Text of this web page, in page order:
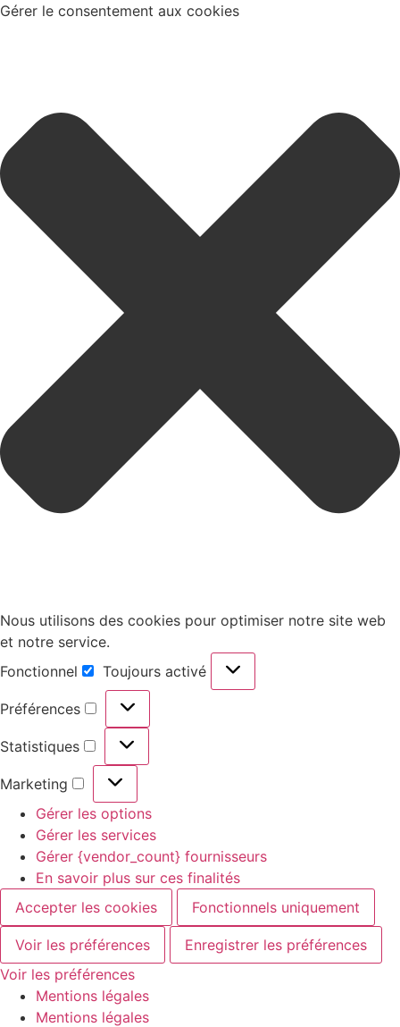
Gérer le consentement aux cookies
Nous utilisons des cookies pour optimiser notre site web
et notre service.
Fonctionnel
Toujours activé
Préférences
Statistiques
Marketing
Gérer les options
Gérer les services
Gérer {vendor_count} fournisseurs
En savoir plus sur ces finalités
Accepter les cookies
Fonctionnels uniquement
Voir les préférences
Enregistrer les préférences
Voir les préférences
Mentions légales
Mentions légales